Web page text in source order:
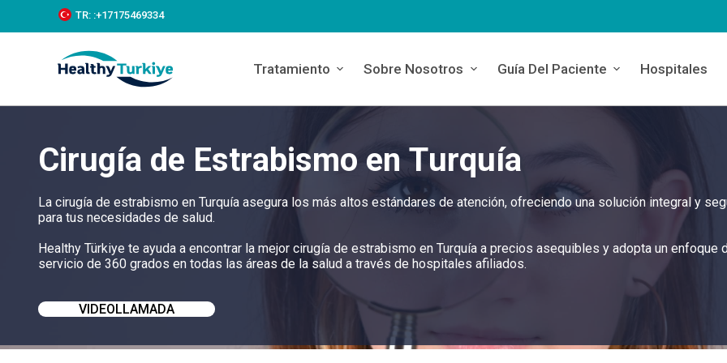
k
c
TR: :+‪17175469334‬
Tratamiento Sobre Nosotros Guía Del Paciente Hospitales
Cirugía de Estrabismo en Turquía
La cirugía de estrabismo en Turquía asegura los más altos estándares de atención, ofreciendo una solución integral y
para tus necesidades de salud.
Healthy Türkiye te ayuda a encontrar la mejor cirugía de estrabismo en Turquía a precios asequibles y adopta un enfoque
servicio de 360 grados en todas las áreas de la salud a través de hospitales afiliados.
VIDEOLLAMADA